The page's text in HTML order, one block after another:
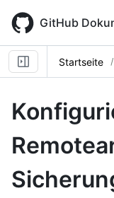
main
content
GitHub
Startseite